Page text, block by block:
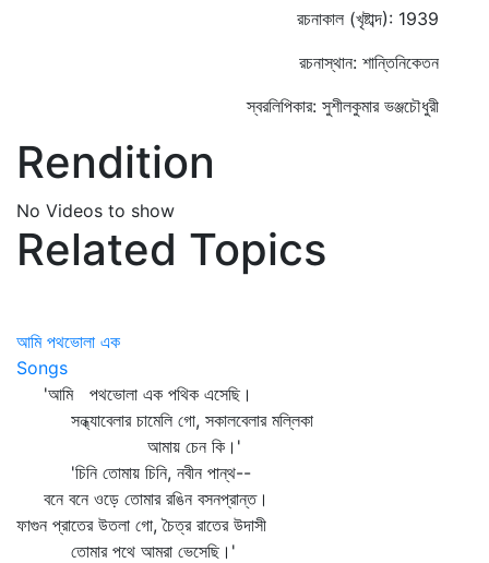
রচনাকাল (খৃষ্টাব্দ): 1939
রচনাস্থান: শান্তিনিকেতন
স্বরলিপিকার: সুশীলকুমার ভঞ্জচৌধুরী
Rendition
No Videos to show
Related Topics
আমি পথভোলা এক
Songs
'আমি পথভোলা এক পথিক এসেছি।
সন্ধ্যাবেলার চামেলি গো, সকালবেলার মল্লিকা
আমায় চেন কি।'
'চিনি তোমায় চিনি, নবীন পান্থ--
বনে বনে ওড়ে তোমার রঙিন বসনপ্রান্ত।
ফাগুন প্রাতের উতলা গো, চৈত্র রাতের উদাসী
তোমার পথে আমরা ভেসেছি।'